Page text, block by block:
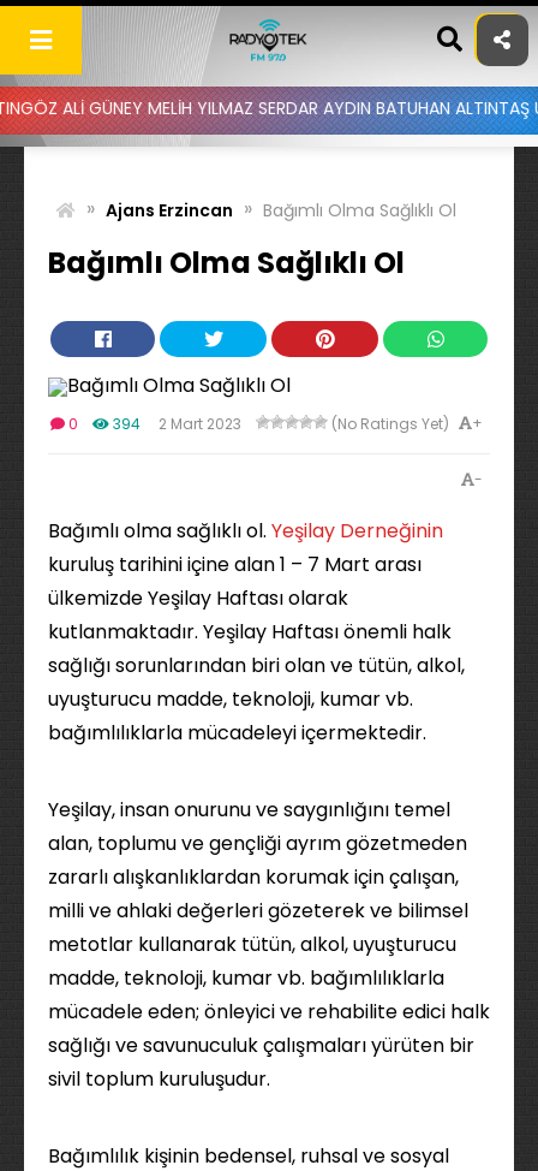
Skip
content
MELİH YILMAZ SERDAR AYDIN BATUHAN ALTINTAŞ UYGAR
» Ajans Erzincan » Bağımlı Olma Sağlıklı Ol
Bağımlı Olma Sağlıklı Ol
0 394 2 Mart 2023 (No Ratings Yet) +
-
Bağımlı olma sağlıklı ol. Yeşilay Derneğinin
kuruluş tarihini içine alan 1 – 7 Mart arası
ülkemizde Yeşilay Haftası olarak
kutlanmaktadır. Yeşilay Haftası önemli halk
sağlığı sorunlarından biri olan ve tütün, alkol,
uyuşturucu madde, teknoloji, kumar vb.
bağımlılıklarla mücadeleyi içermektedir.
Yeşilay, insan onurunu ve saygınlığını temel
alan, toplumu ve gençliği ayrım gözetmeden
zararlı alışkanlıklardan korumak için çalışan,
milli ve ahlaki değerleri gözeterek ve bilimsel
metotlar kullanarak tütün, alkol, uyuşturucu
madde, teknoloji, kumar vb. bağımlılıklarla
mücadele eden; önleyici ve rehabilite edici halk
sağlığı ve savunuculuk çalışmaları yürüten bir
sivil toplum kuruluşudur.
Bağımlılık kişinin bedensel, ruhsal ve sosyal